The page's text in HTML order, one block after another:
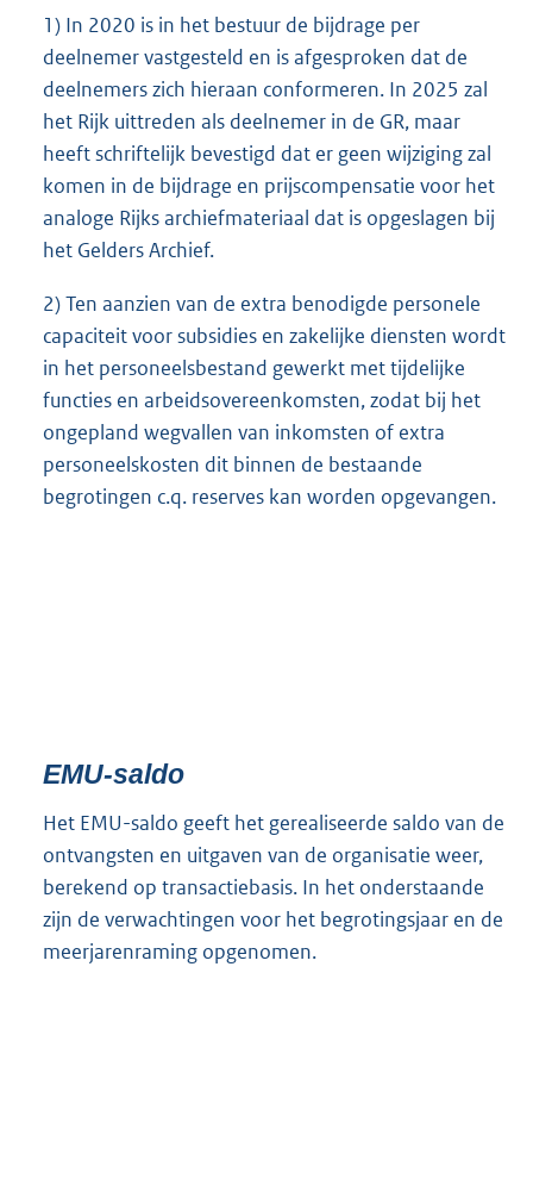
1) In 2020 is in het bestuur de bijdrage per
deelnemer vastgesteld en is afgesproken dat de
deelnemers zich hieraan conformeren. In 2025 zal
het Rijk uittreden als deelnemer in de GR, maar
heeft schriftelijk bevestigd dat er geen wijziging zal
komen in de bijdrage en prijscompensatie voor het
analoge Rijks archiefmateriaal dat is opgeslagen bij
het Gelders Archief.
2) Ten aanzien van de extra benodigde personele
capaciteit voor subsidies en zakelijke diensten wordt
in het personeelsbestand gewerkt met tijdelijke
functies en arbeidsovereenkomsten, zodat bij het
ongepland wegvallen van inkomsten of extra
personeelskosten dit binnen de bestaande
begrotingen c.q. reserves kan worden opgevangen.
EMU-saldo
Het EMU-saldo geeft het gerealiseerde saldo van de
ontvangsten en uitgaven van de organisatie weer,
berekend op transactiebasis. In het onderstaande
zijn de verwachtingen voor het begrotingsjaar en de
meerjarenraming opgenomen.